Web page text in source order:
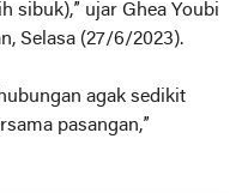
sibuk),” ujar Ghea Youbi
Selasa (27/6/2023).
agak sedikit
pasangan,”